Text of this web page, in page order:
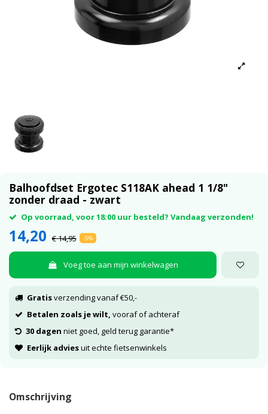
Balhoofdset Ergotec S118AK ahead 1 1/8"
zonder draad - zwart
Op voorraad, voor 18:00 uur besteld? Vandaag verzonden!
14,20 € 14,95 -5%
Voeg toe aan mijn winkelwagen
Gratisverzending vanaf €50,-
Betalen zoals je wilt, vooraf of achteraf
30 dagen niet goed, geld terug garantie*
Eerlijk adviesuit echte fietsenwinkels
Omschrijving